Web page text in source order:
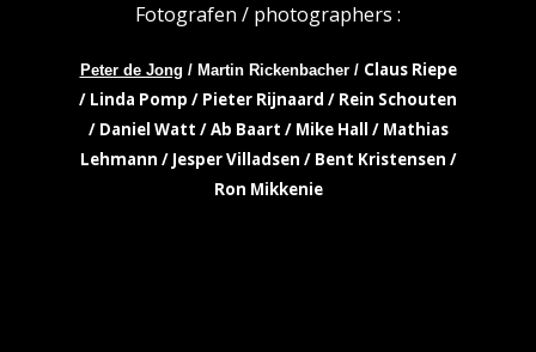
Fotografen / photographers :
Peter de Jong / Martin Rickenbacher / Claus Riepe
/ Linda Pomp / Pieter Rijnaard / Rein Schouten
/ Daniel Watt / Ab Baart / Mike Hall / Mathias
Lehmann / Jesper Villadsen / Bent Kristensen /
Ron Mikkenie